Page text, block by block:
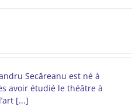
Secăreanu est né à
avoir étudié le théâtre à
[...]